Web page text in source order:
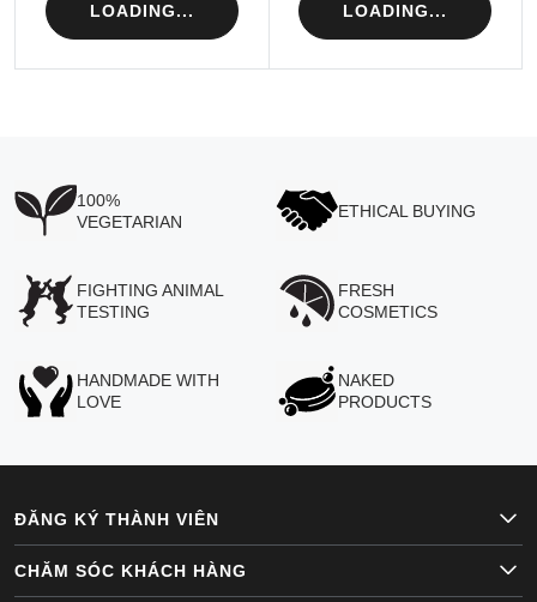
LOADING... LOADING...
100%
VEGETARIAN
ETHICAL BUYING
FIGHTING ANIMAL
TESTING
FRESH
COSMETICS
HANDMADE WITH
LOVE
NAKED
PRODUCTS
ĐĂNG KÝ THÀNH VIÊN
CHĂM SÓC KHÁCH HÀNG